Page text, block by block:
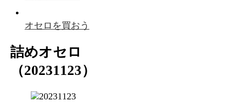
オセロを買おう
詰めオセロ
（20231123）